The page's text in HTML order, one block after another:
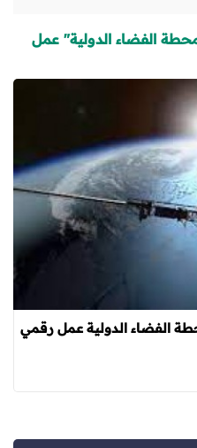
الفضاء الدولية" عمل
الفضاء الدولية عمل رقمي